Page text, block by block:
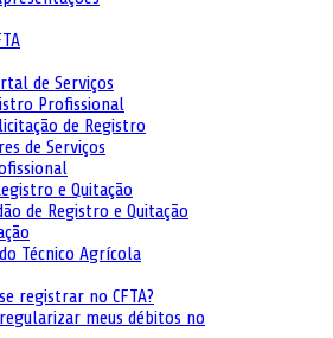
de Serviços
Profissional
de Registro
de Serviços
e Quitação
de Registro e Quitação
Técnico Agrícola
registrar no CFTA?
meus débitos no